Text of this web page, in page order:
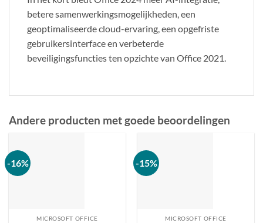
betere samenwerkingsmogelijkheden, een
geoptimaliseerde cloud-ervaring, een opgefriste
gebruikersinterface en verbeterde
beveiligingsfuncties ten opzichte van Office 2021.
Andere producten met goede beoordelingen
-16%
MICROSOFT OFFICE
-15%
MICROSOFT OFFICE